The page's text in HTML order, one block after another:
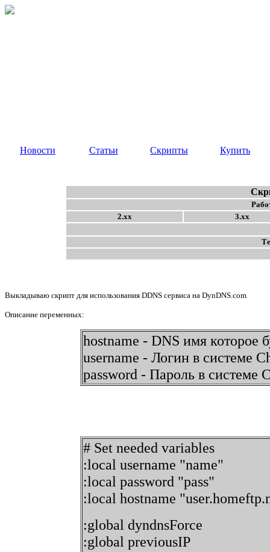
Новости Статьи Скрипты Купить
2.xx
3.xx
Выкладываю скрипт для использования DDNS сервиса на DynDNS.com
Описание переменных:
hostname - DNS имя которое
username - Логин в системе
password - Пароль в системе
# Set needed variables
:local username "name"
:local password "pass"
:local hostname
:global dyndnsForce
:global previousIP